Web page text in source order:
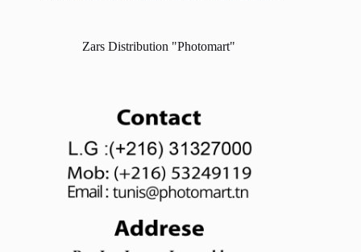
Zars Distribution "Photomart"